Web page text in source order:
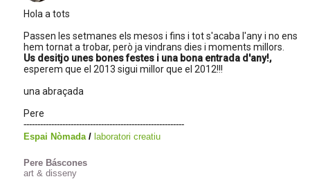
Hola a tots
Passen les setmanes els mesos i fins i tot s'acaba l'any i no ens
hem tornat a trobar, però ja vindrans dies i moments millors.
Us desitjo unes bones festes i una bona entrada d'any!,
esperem que el 2013 sigui millor que el 2012!!!
una abraçada
Pere
----------------------------------------------------------
Espai Nòmada / laboratori creatiu
Pere Báscones
art & disseny